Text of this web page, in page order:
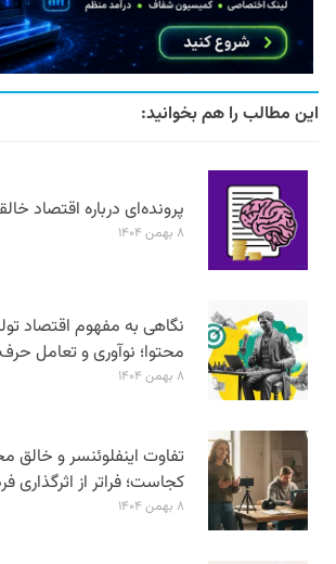
این مطالب را هم بخوانید:
پرونده‌ای درباره اقتصاد
۸ بهمن ۱۴۰۴
نگاهی به مفهوم اقتصاد
محتوا؛ نوآوری و تعامل
۸ بهمن ۱۴۰۴
تفاوت اینفلوئنسر و خالق
کجاست؛ فراتر از اثرگذاری
۸ بهمن ۱۴۰۴